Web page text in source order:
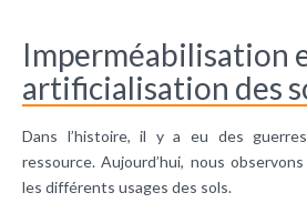
Imperméabilisation
artificialisation des
Dans l’histoire, il y a eu des
ressource. Aujourd’hui, nous
les différents usages des sols.